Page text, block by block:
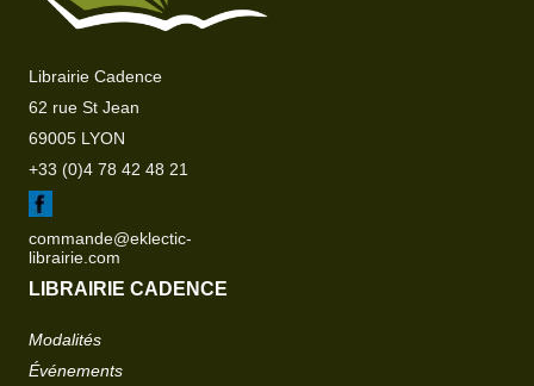
Librairie Cadence
62 rue St Jean
69005 LYON
+33 (0)4 78 42 48 21
commande@eklectic-
librairie.com
LIBRAIRIE CADENCE
Modalités
Événements